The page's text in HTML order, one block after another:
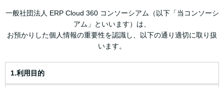
一般社団法人 ERP Cloud 360 コンソーシアム（以下「当コンソーシ
アム」といいます）は、
お預かりした個人情報の重要性を認識し、以下の通り適切に取り扱
います。
1.利用目的